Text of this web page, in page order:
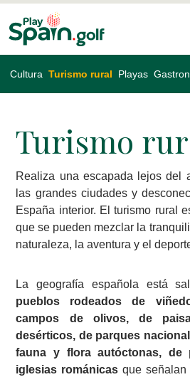
Cultura Turismo rural Playas
Turismo
Realiza una escapada lejos del
las grandes ciudades y
España interior. El turismo rural
que se pueden mezclar la
naturaleza, la aventura y el
La geografía española está
pueblos rodeados de
campos de olivos, de
desérticos, de parques
fauna y flora autóctonas, de
iglesias románicas que